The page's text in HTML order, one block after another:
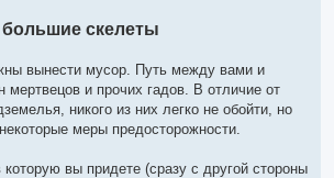
большие скелеты
вынести мусор. Путь между вами и
мертвецов и прочих гадов. В отличие от
никого из них легко не обойти, но
меры предосторожности.
вы придете (сразу с другой стороны